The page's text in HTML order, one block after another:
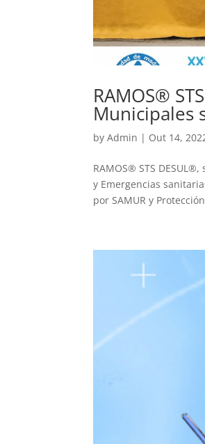
RAMOS®
Municipales
byAdmin | Out 14,
RAMOS® STS
y Emergencias
por SAMUR y